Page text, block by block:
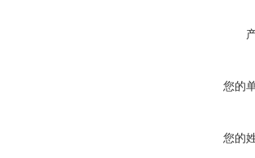
您的
您的